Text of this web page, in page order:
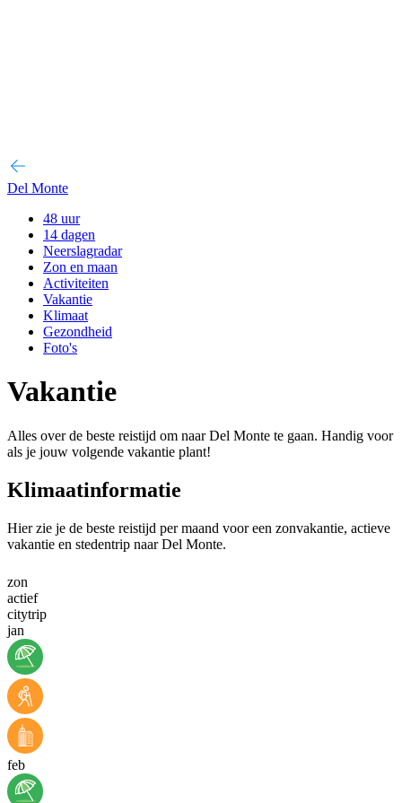
Del Monte
48 uur
14 dagen
Neerslagradar
Zon en maan
Activiteiten
Vakantie
Klimaat
Gezondheid
Foto's
Vakantie
Alles over de beste reistijd om naar Del Monte te gaan. Handig voor
als je jouw volgende vakantie plant!
Klimaatinformatie
Hier zie je de beste reistijd per maand voor een zonvakantie, actieve
vakantie en stedentrip naar Del Monte.
zon
actief
citytrip
jan
feb